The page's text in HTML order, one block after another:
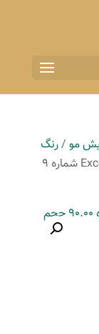
مو/رنگ
/ کیت رنگ مو لورآل مدل Excellence شماره 9